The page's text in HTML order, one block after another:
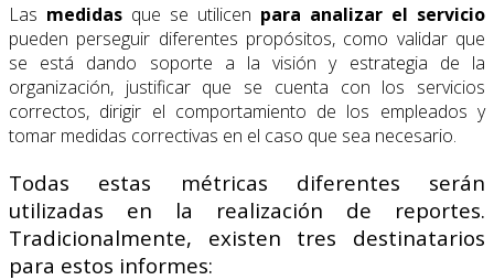
Las medidas que se utilicen para analizar el servicio
pueden perseguir diferentes propósitos, como validar que
se está dando soporte a la visión y estrategia de la
organización, justificar que se cuenta con los servicios
correctos, dirigir el comportamiento de los empleados y
tomar medidas correctivas en el caso que sea necesario.
Todas estas métricas diferentes serán
utilizadas en la realización de reportes.
Tradicionalmente, existen tres destinatarios
para estos informes: